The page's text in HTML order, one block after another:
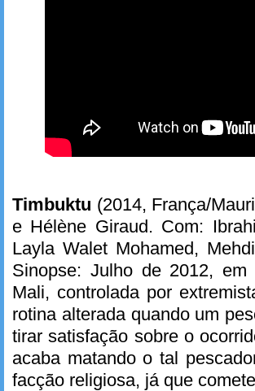
Timbuktu (2014, França/
e Hélène Giraud. Com:
Layla Walet Mohamed,
Sinopse: Julho de 2012,
Mali, controlada por
rotina alterada quando um
tirar satisfação sobre o
acaba matando o tal
facção religiosa, já que